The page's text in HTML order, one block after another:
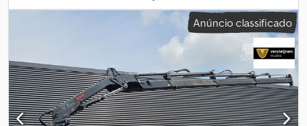
informações = Informações gerais Ano de fabricação: Março de
2026 Ano do modelo: 2026 Dimensões Dimensões (C x L x A): 120 x
220 x 226 cm Pesos Peso em vazio: 670 kg Carga útil: 2.330 kg
Peso bruto: 3.000 kg Estado Estado geral: muito bom Estado
técnico: muito bom Cedpfx Aiezqu I Is Aeha Estado visual: muito
bom Segurança do produto Fabricante: Shanghai Shengji Mais
informações Para obter mais informações, entre em contato com
Arne Honingh.
Anúncio classificado